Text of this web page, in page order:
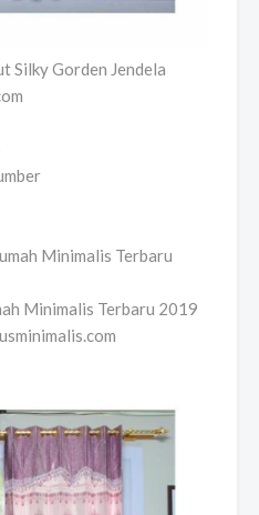
Silky Gorden Jendela
Minimalis Terbaru 2019